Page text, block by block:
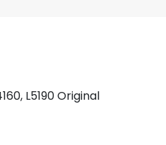
L5190 Original